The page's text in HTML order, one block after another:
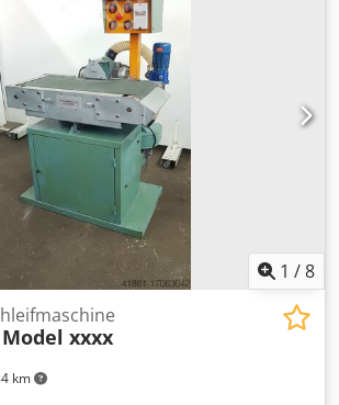
x H 1650 x T 1200 mm - Gewicht ca.
-
- Fusstaster; - Not-Aus-
+ Matrizen Die Maschine kann am
nach Terminabsprache
Firma Erich Mieth: Tel. 06074-90877
9:00 - 12:00 Uhr und 14:00 - 17:00 Uhr
19% MwSt. Sie bekommen eine
Mehrwertsteuer. Verkauf
Käufer. Zahlung per Überweisung vor
1 /8
km
Model xxxx